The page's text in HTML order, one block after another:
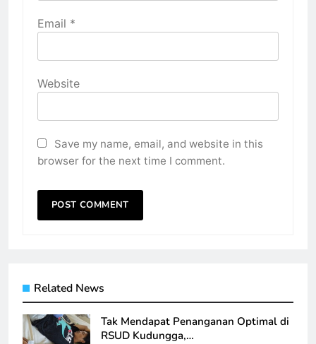
Email *
Website
Save my name, email, and website in this
browser for the next time I comment.
Related News
Tak Mendapat Penanganan Optimal di
RSUD Kudungga,…